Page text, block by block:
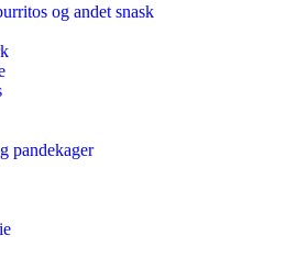
og andet snask
pandekager